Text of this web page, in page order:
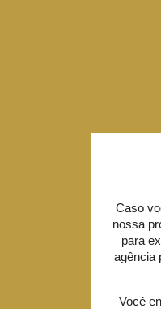
Caso
nossa
para
agência
Você